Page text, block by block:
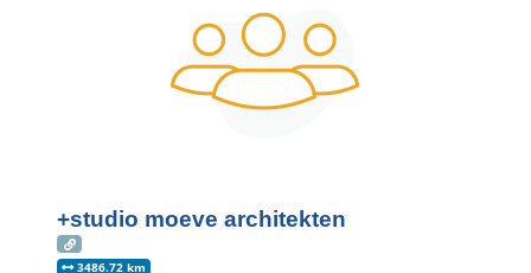
+studio moeve architekten
3486.72 km